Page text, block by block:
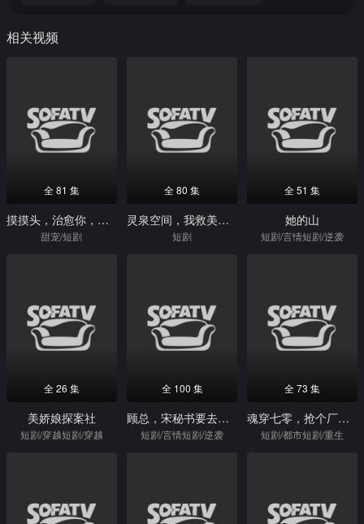
相关视频
全 81 集
摸摸头，治愈你，重逢后炸毛竹马宠疯了
甜宠/短剧
全 80 集
灵泉空间，我救美女就变强
短剧
全 51 集
她的山
短剧/言情短剧/逆袭
全 26 集
美娇娘探案社
短剧/穿越短剧/穿越
全 100 集
顾总，宋秘书要去父留子了
短剧/言情短剧/逆袭
全 73 集
魂穿七零，抢个厂长当老公
短剧/都市短剧/重生